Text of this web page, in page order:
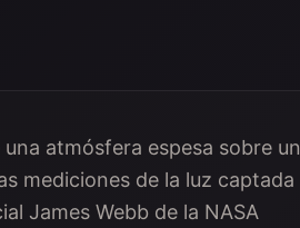
atmósfera espesa sobre un
mediciones de la luz captada
James Webb de la NASA